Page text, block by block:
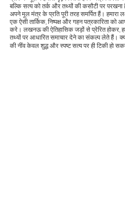
बल्कि सत्य को तर्क और तथ्यों की कसौटी पर
अपने मूल मंत्र के प्रति पूरी तरह समर्पित हैं। हमारा
एक ऐसी तार्किक, निष्पक्ष और गहन पत्रकारिता
करे। लखनऊ की ऐतिहासिक जड़ों से प्रेरित होकर,
तथ्यों पर आधारित समाचार देने का संकल्प लेते हैं।
की नींव केवल शुद्ध और स्पष्ट सत्य पर ही टिकी हो